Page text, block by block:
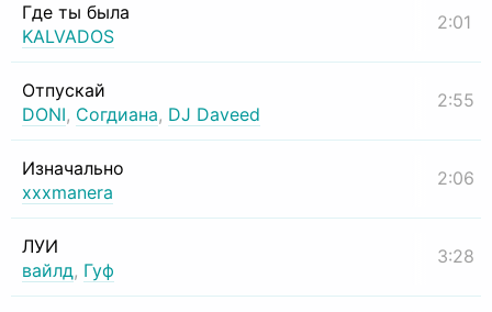
Где ты была
KALVADOS
2:01
Отпускай
DONI, Согдиана, DJ Daveed
2:55
Изначально
xxxmanera
2:06
ЛУИ
вайлд, Гуф
3:28